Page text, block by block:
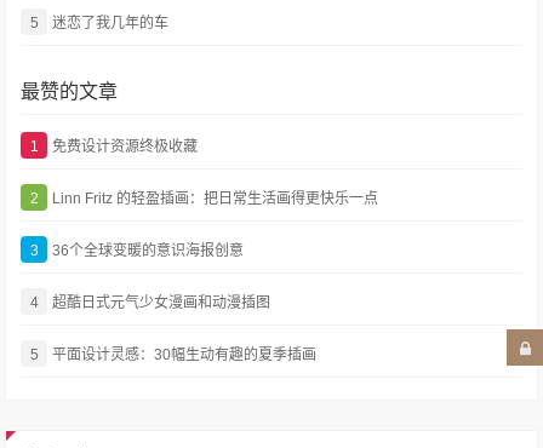
5 迷恋了我几年的车
最赞的文章
1 免费设计资源终极收藏
2 Linn Fritz 的轻盈插画：把日常生活画得更快乐一点
3 36个全球变暖的意识海报创意
4 超酷日式元气少女漫画和动漫插图
5 平面设计灵感：30幅生动有趣的夏季插画